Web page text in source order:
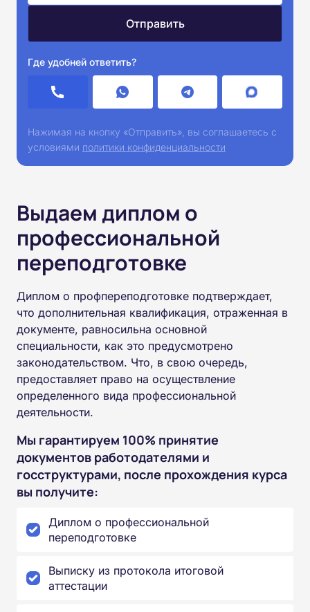
Где удобней ответить?
Нажимая на кнопку «Отправить», вы соглашаетесь с
условиями политики конфиденциальности
Выдаем диплом о
профессиональной
переподготовке
Диплом о профпереподготовке подтверждает,
что дополнительная квалификация, отраженная в
документе, равносильна основной
специальности, как это предусмотрено
законодательством. Что, в свою очередь,
предоставляет право на осуществление
определенного вида профессиональной
деятельности.
Мы гарантируем 100% принятие
документов работодателями и
госструктурами, после прохождения курса
вы получите:
Диплом о профессиональной
переподготовке
Выписку из протокола итоговой
аттестации